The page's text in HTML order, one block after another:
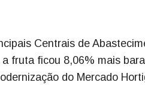
Centrais de
fruta ficou 8,06% mais
do Mercado